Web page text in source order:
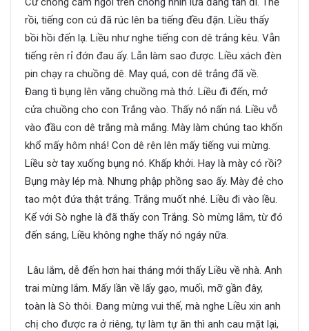
rồi, tiếng con cú đã rúc lên ba tiếng đều đặn. Liều thấy
bồi hồi đến lạ. Liều như nghe tiếng con dê trắng kêu. Vẫn
tiếng rên rỉ đớn đau ấy. Lẫn làm sao được. Liều xách đèn
pin chạy ra chuồng dê. May quá, con dê trắng đã về.
Đang tì bụng lên văng chuồng mà thở. Liều đi đến, mở
cửa chuồng cho con Trắng vào. Thấy nó nấn ná. Liều vỗ
vào đầu con dê trắng mà mắng. Mày làm chúng tao khốn
khổ mấy hôm nhá! Con dê rên lên mấy tiếng vui mừng.
Liều sờ tay xuống bụng nó. Khấp khởi. Hay là mày có rồi?
Bụng mày lép mà. Nhưng phập phồng sao ấy. Mày đẻ cho
tao một đứa thật trắng. Trắng muốt nhé. Liều đi vào lều.
Kể với Sò nghe là đã thấy con Trắng. Sò mừng lắm, từ đó
đến sáng, Liều không nghe thấy nó ngáy nữa.
Lâu lắm, dễ đến hơn hai tháng mới thấy Liều về nhà. Anh
trai mừng lắm. Mấy lần về lấy gạo, muối, mỡ gần đây,
toàn là Sò thôi. Đang mừng vui thế, mà nghe Liều xin anh
chị cho được ra ở riêng, tự làm tự ăn thì anh cau mặt lại,